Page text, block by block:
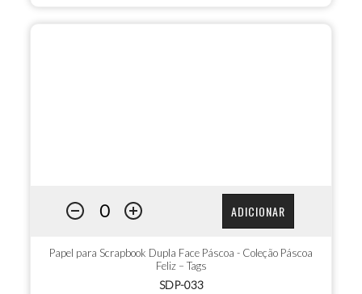
ADICIONAR
Papel para Scrapbook Dupla Face Páscoa - Coleção Páscoa
Feliz – Tags
SDP-033